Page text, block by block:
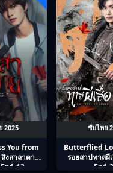
2025
You from
งสาลาตาย
13
ซับไทย
Butterflied
รอยสาปทาสผี
Ep1-